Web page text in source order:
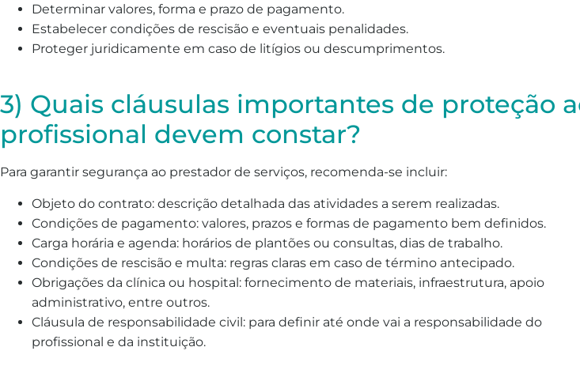
Determinar valores, forma e prazo de pagamento.
Estabelecer condições de rescisão e eventuais penalidades.
Proteger juridicamente em caso de litígios ou descumprimentos.
3) Quais cláusulas importantes de proteção
profissional devem constar?
Para garantir segurança ao prestador de serviços, recomenda-se incluir:
Objeto do contrato: descrição detalhada das atividades a serem realizadas.
Condições de pagamento: valores, prazos e formas de pagamento bem definidos.
Carga horária e agenda: horários de plantões ou consultas, dias de trabalho.
Condições de rescisão e multa: regras claras em caso de término antecipado.
Obrigações da clínica ou hospital: fornecimento de materiais, infraestrutura, apoio
administrativo, entre outros.
Cláusula de responsabilidade civil: para definir até onde vai a responsabilidade do
profissional e da instituição.